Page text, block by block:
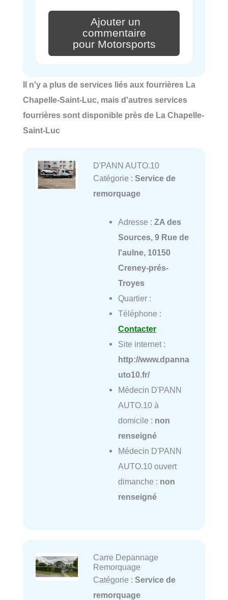
Ajouter un
commentaire
pour Motorsports
Il n'y a plus de services liés aux fourrières La
Chapelle-Saint-Luc, mais d'autres services
fourrières sont disponible près de La Chapelle-
Saint-Luc
D'PANN AUTO.10
Catégorie : Service de
remorquage
Adresse : ZA des
Sources, 9 Rue de
l'aulne, 10150
Creney-prés-
Troyes
Quartier :
Téléphone :
Contacter
Site internet :
http://www.dpanna
uto10.fr/
Médecin D'PANN
AUTO.10 à
domicile : non
renseigné
Médecin D'PANN
AUTO.10 ouvert
dimanche : non
renseigné
Carre Depannage
Remorquage
Catégorie : Service de
remorquage